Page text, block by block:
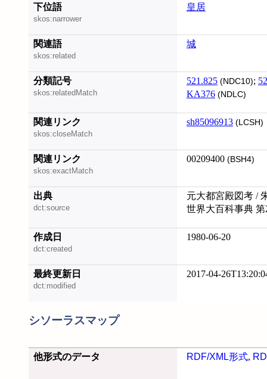
下位語
skos:narrower
皇居
関連語
skos:related
城
分類記号
skos:relatedMatch
521.825 (NDC10);
KA376 (NDLC)
関連リンク
skos:closeMatch
sh85096913 (LCSH)
関連リンク
skos:exactMatch
00209400 (BSH4)
出典
dct:source
元大都宮殿図考 /
世界大百科事典 第
作成日
dct:created
1980-06-20
最終更新日
dct:modified
2017-04-
シソーラスマップ
他形式のデータ RDF/XML形式,